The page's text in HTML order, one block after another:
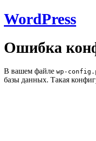
WordPress
Ошибка
В вашем файле wp-
базы данных. Такая